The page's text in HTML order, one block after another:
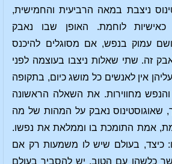
ניצבת במאה הרביעית והחמישית,
לוחמת. האופן שבו נאבק
עמוק בנפש, אם מסוגלים להיכנס
זה. שתי שאלות ניצבו בעוצמה לפני
אין לאנשים כל מושג כיום, בתקופה
מחווירות. את השאלה הראשונה
שאוגוסטינוס נאבק על המהות של מה
אמת התומכת בו וממלאת את נפשו.
כיצד, בעולם שיש לו משמעות רק אם
כלשהו עם הטוב, יש להסביר בעולם